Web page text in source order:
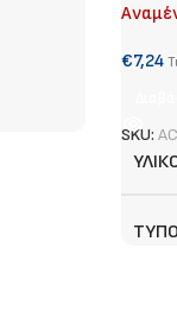
€7,24
SKU: